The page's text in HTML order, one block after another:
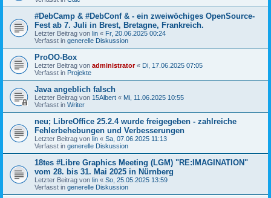
#DebCamp & #DebConf & - ein zweiwöchiges OpenSource-
Fest ab 7. Juli in Brest, Bretagne, Frankreich.
Letzter Beitrag von lin « Fr, 20.06.2025 00:24
Verfasst in generelle Diskussion
ProOO-Box
Letzter Beitrag von administrator« Di, 17.06.2025 07:05
Verfasst in Projekte
Java angeblich falsch
Letzter Beitrag von 15Albert « Mi, 11.06.2025 10:55
Verfasst in Writer
neu; LibreOffice 25.2.4 wurde freigegeben - zahlreiche
Fehlerbehebungen und Verbesserungen
Letzter Beitrag von lin « Sa, 07.06.2025 11:13
Verfasst in generelle Diskussion
18tes #Libre Graphics Meeting (LGM) "RE:IMAGINATION"
vom 28. bis 31. Mai 2025 in Nürnberg
Letzter Beitrag von lin « So, 25.05.2025 13:59
Verfasst in generelle Diskussion